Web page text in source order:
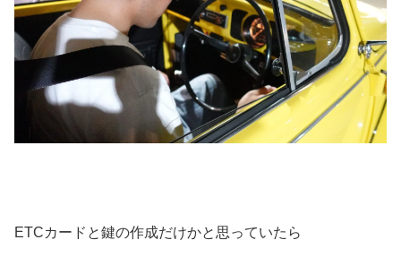
ETCカードと鍵の作成だけかと思っていたら